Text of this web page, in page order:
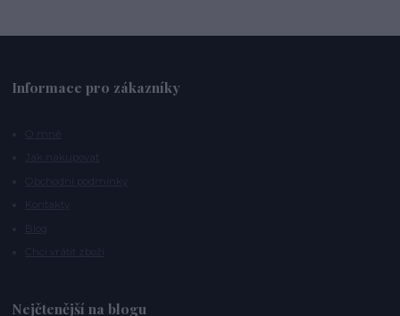
Informace pro zákazníky
Nejčtenější na blogu